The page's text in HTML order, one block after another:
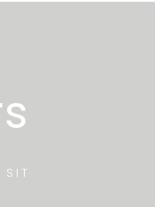
SIT